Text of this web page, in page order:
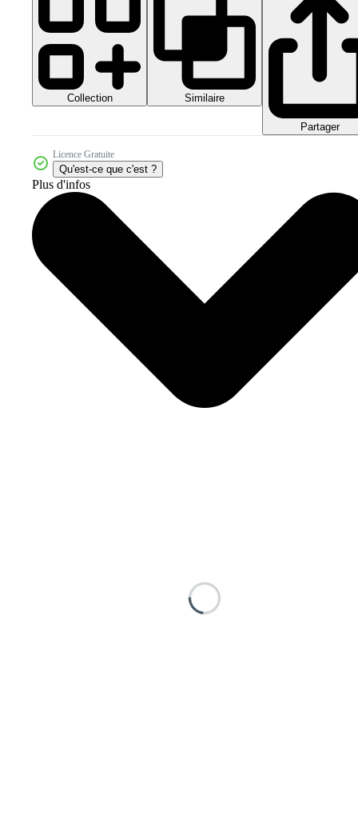
Collection Similaire
Partager
Licence Gratuite
Qu'est-ce que c'est ?
Plus d'infos